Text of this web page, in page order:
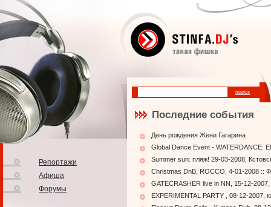
Репортажи
Афиша
Форумы
Последние события
День рождения Жени Гагарина
Global Dance Event - WATERDANCE:
Summer sun: пляж! 29-03-2008,
Christmas DnB, ROCCO, 4-01-2008 ::
GATECRASHER live in NN, 15-12-
EXPERIMENTAL PARTY , 08-12-2007,